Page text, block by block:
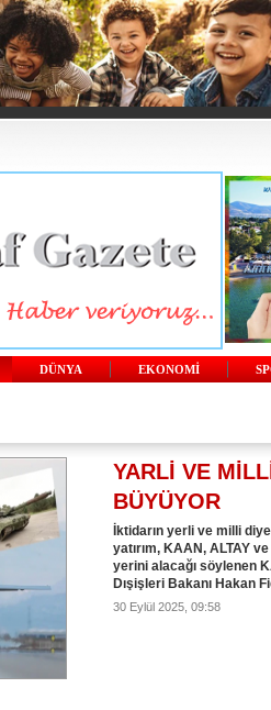
DÜNYA EKONOMİ
YARLİ VE
BÜYÜYOR
İktidarın yerli ve milli
yatırım, KAAN, ALTAY
yerini alacağı söylenen
Dışişleri Bakanı Hakan
30 Eylül 2025, 09:58